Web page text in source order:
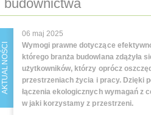
budownictwa
AKTUALNOŚCI
06 maj 2025
Wymogi prawne dotyczące
którego branża budowlana zdążyła
użytkowników, którzy oprócz
przestrzeniach życia i pracy. Dzięki
łączenia ekologicznych wymagań z
w jaki korzystamy z przestrzeni.